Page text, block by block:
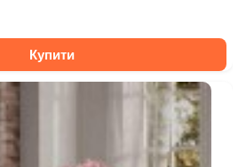
Купити